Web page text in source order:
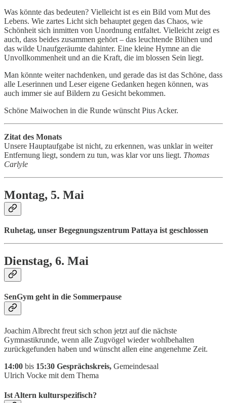
Was könnte das bedeuten? Vielleicht ist es ein Bild vom Mut des
Lebens. Wie zartes Licht sich behauptet gegen das Chaos, wie
Schönheit sich inmitten von Unordnung entfaltet. Vielleicht zeigt es
auch, dass beides zusammen gehört – das leuchtende Blühen und
das wilde Unaufgeräumte dahinter. Eine kleine Hymne an die
Unvollkommenheit und an die Kraft, die im blossen Sein liegt.
Man könnte weiter nachdenken, und gerade das ist das Schöne, dass
alle Leserinnen und Leser eigene Gedanken hegen können, was
auch immer sie auf Bildern zu Gesicht bekommen.
Schöne Maiwochen in die Runde wünscht Pius Acker.
Zitat des Monats
Unsere Hauptaufgabe ist nicht, zu erkennen, was unklar in weiter
Entfernung liegt, sondern zu tun, was klar vor uns liegt. Thomas
Carlyle
Montag, 5. Mai
Ruhetag, unser Begegnungszentrum Pattaya ist geschlossen
Dienstag, 6. Mai
SenGym geht in die Sommerpause
Joachim Albrecht freut sich schon jetzt auf die nächste
Gymnastikrunde, wenn alle Zugvögel wieder wohlbehalten
zurückgefunden haben und wünscht allen eine angenehme Zeit.
14:00 bis 15:30 Gesprächskreis, Gemeindesaal
Ulrich Vocke mit dem Thema
Ist Altern kulturspezifisch?